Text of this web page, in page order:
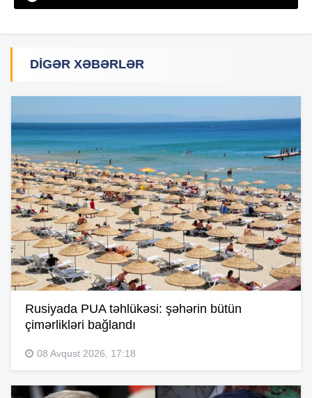
DIGƏR XƏBƏRLƏR
Rusiyada PUA təhlükəsi: şəhərin bütün
çimərlikləri bağlandı
08 Avqust 2026, 17:18